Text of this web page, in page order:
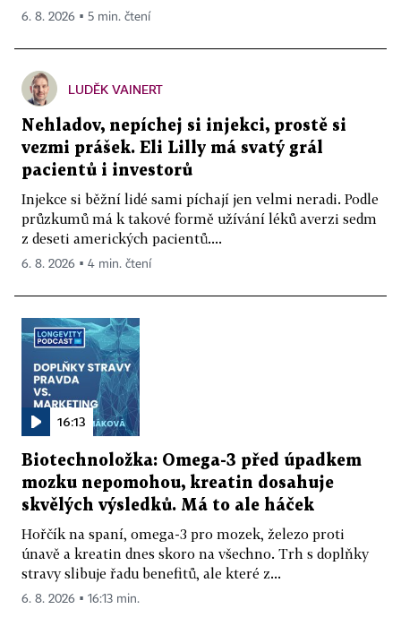
6. 8. 2026 ▪ 5 min. čtení
LUDĚK VAINERT
Nehladov, nepíchej si injekci, prostě si
vezmi prášek. Eli Lilly má svatý grál
pacientů i investorů
Injekce si běžní lidé sami píchají jen velmi neradi. Podle
průzkumů má k takové formě užívání léků averzi sedm
z deseti amerických pacientů....
6. 8. 2026 ▪ 4 min. čtení
16:13
Biotechnoložka: Omega-3 před úpadkem
mozku nepomohou, kreatin dosahuje
skvělých výsledků. Má to ale háček
Hořčík na spaní, omega-3 pro mozek, železo proti
únavě a kreatin dnes skoro na všechno. Trh s doplňky
stravy slibuje řadu benefitů, ale které z...
6. 8. 2026 ▪ 16:13 min.